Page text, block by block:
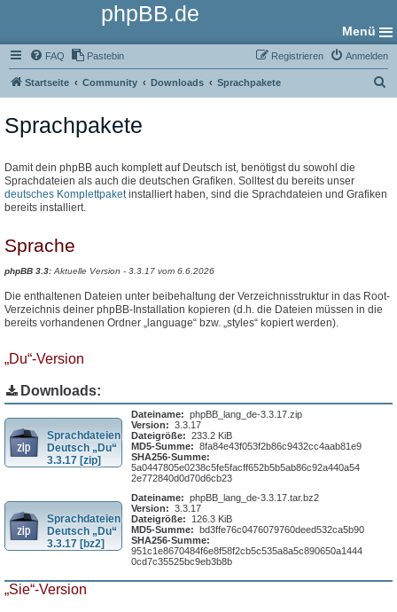
phpBB.de
Menü
FAQ Pastebin Anmelden
Registrieren
Startseite Community Downloads Sprachpakete
Sprachpakete
Damit dein phpBB auch komplett auf Deutsch ist, benötigst du sowohl die
Sprachdateien als auch die deutschen Grafiken. Solltest du bereits unser
deutsches Komplettpaketinstalliert haben, sind die Sprachdateien und Grafiken
bereits installiert.
Sprache
phpBB 3.3:Aktuelle Version - 3.3.17 vom 6.6.2026
Die enthaltenen Dateien unter beibehaltung der Verzeichnisstruktur in das Root-
Verzeichnis deiner phpBB-Installation kopieren (d.h. die Dateien müssen in die
bereits vorhandenen Ordner „language“ bzw. „styles“ kopiert werden).
„Du“-Version
Downloads:
Sprachdateien
Deutsch „Du“
3.3.17 [zip]
Dateiname: phpBB_lang_de-3.3.17.zip
Version: 3.3.17
Dateigröße: 233.2 KiB
MD5-Summe: 8fa84e43f053f2b86c9432cc4aab81e9
SHA256-Summe:
5a0447805e0238c5fe5facff652b5b5ab86c92a440a54
2e772840d0d70d6cb23
Sprachdateien
Deutsch „Du“
3.3.17 [bz2]
Dateiname: phpBB_lang_de-3.3.17.tar.bz2
Version: 3.3.17
Dateigröße:
126.3 KiB
MD5-Summe: bd3ffe76c0476079760deed532ca5b90
SHA256-Summe:
951c1e8670484f6e8f58f2cb5c535a8a5c890650a1444
0cd7c35525bc9eb3b8b
„Sie“-Version